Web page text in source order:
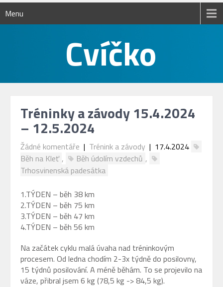
Menu
Tréninky a závody 15.4.2024
– 12.5.2024
Žádné komentáře | Trénink a závody | 17.4.2024
Běh na Kleť , Běh údolím vzdechů ,
Trhosvinenská padesátka
1.TÝDEN – běh 38 km
2.TÝDEN – běh 75 km
3.TÝDEN – běh 47 km
4.TÝDEN – běh 56 km
Na začátek cyklu malá úvaha nad tréninkovým
procesem. Od ledna chodím 2-3x týdně do posilovny,
15 týdnů posilování. A méně běhám. To se projevilo na
váze, přibral jsem 6 kg (78,5 kg -> 84,5 kg).